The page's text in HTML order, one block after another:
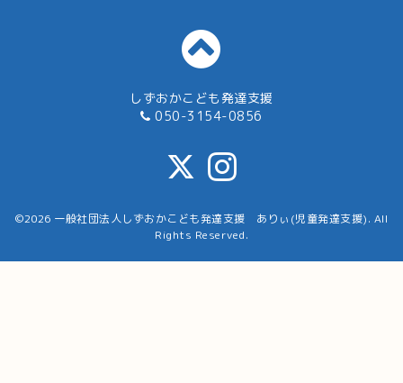
しずおかこども発達支援
050-3154-0856
©2026 一般社団法人しずおかこども発達支援 ありぃ(児童発達支援). All
Rights Reserved.